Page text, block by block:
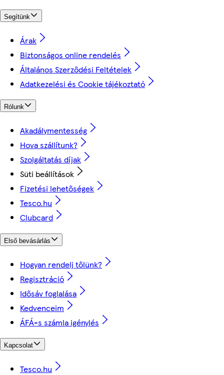
Segítünk
Árak
Biztonságos online rendelés
Általános Szerződési Feltételek
Adatkezelési és Cookie tájékoztató
Rólunk
Akadálymentesség
Hova szállítunk?
Szolgáltatás díjak
Süti beállítások
Fizetési lehetőségek
Tesco.hu
Clubcard
Első bevásárlás
Hogyan rendelj tőlünk?
Regisztráció
Idősáv foglalása
Kedvenceim
ÁFÁ-s számla igénylés
Kapcsolat
Tesco.hu